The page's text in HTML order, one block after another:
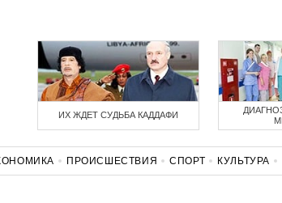
ИХ ЖДЕТ СУДЬБА КАДДАФИ
ПРОИСШЕСТВИЯ СПОРТ КУЛЬТУРА